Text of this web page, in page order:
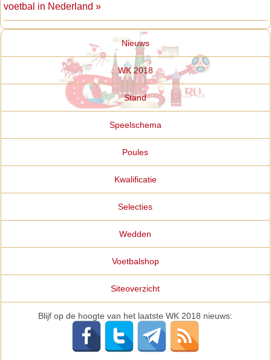
voetbal in Nederland »
Nieuws
WK 2018
Stand
Speelschema
Poules
Kwalificatie
Selecties
Wedden
Voetbalshop
Siteoverzicht
Blijf op de hoogte van het laatste WK 2018 nieuws: